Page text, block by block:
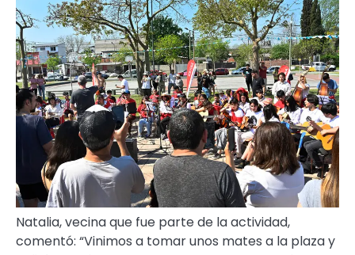
Natalia, vecina que fue parte de la actividad,
comentó: “Vinimos a tomar unos mates a la plaza y